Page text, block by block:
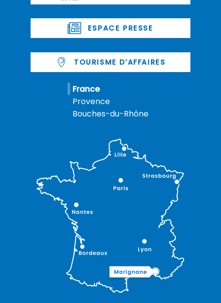
ESPACE PRESSE
TOURISME D’AFFAIRES
France
Provence
Bouches-du-Rhône